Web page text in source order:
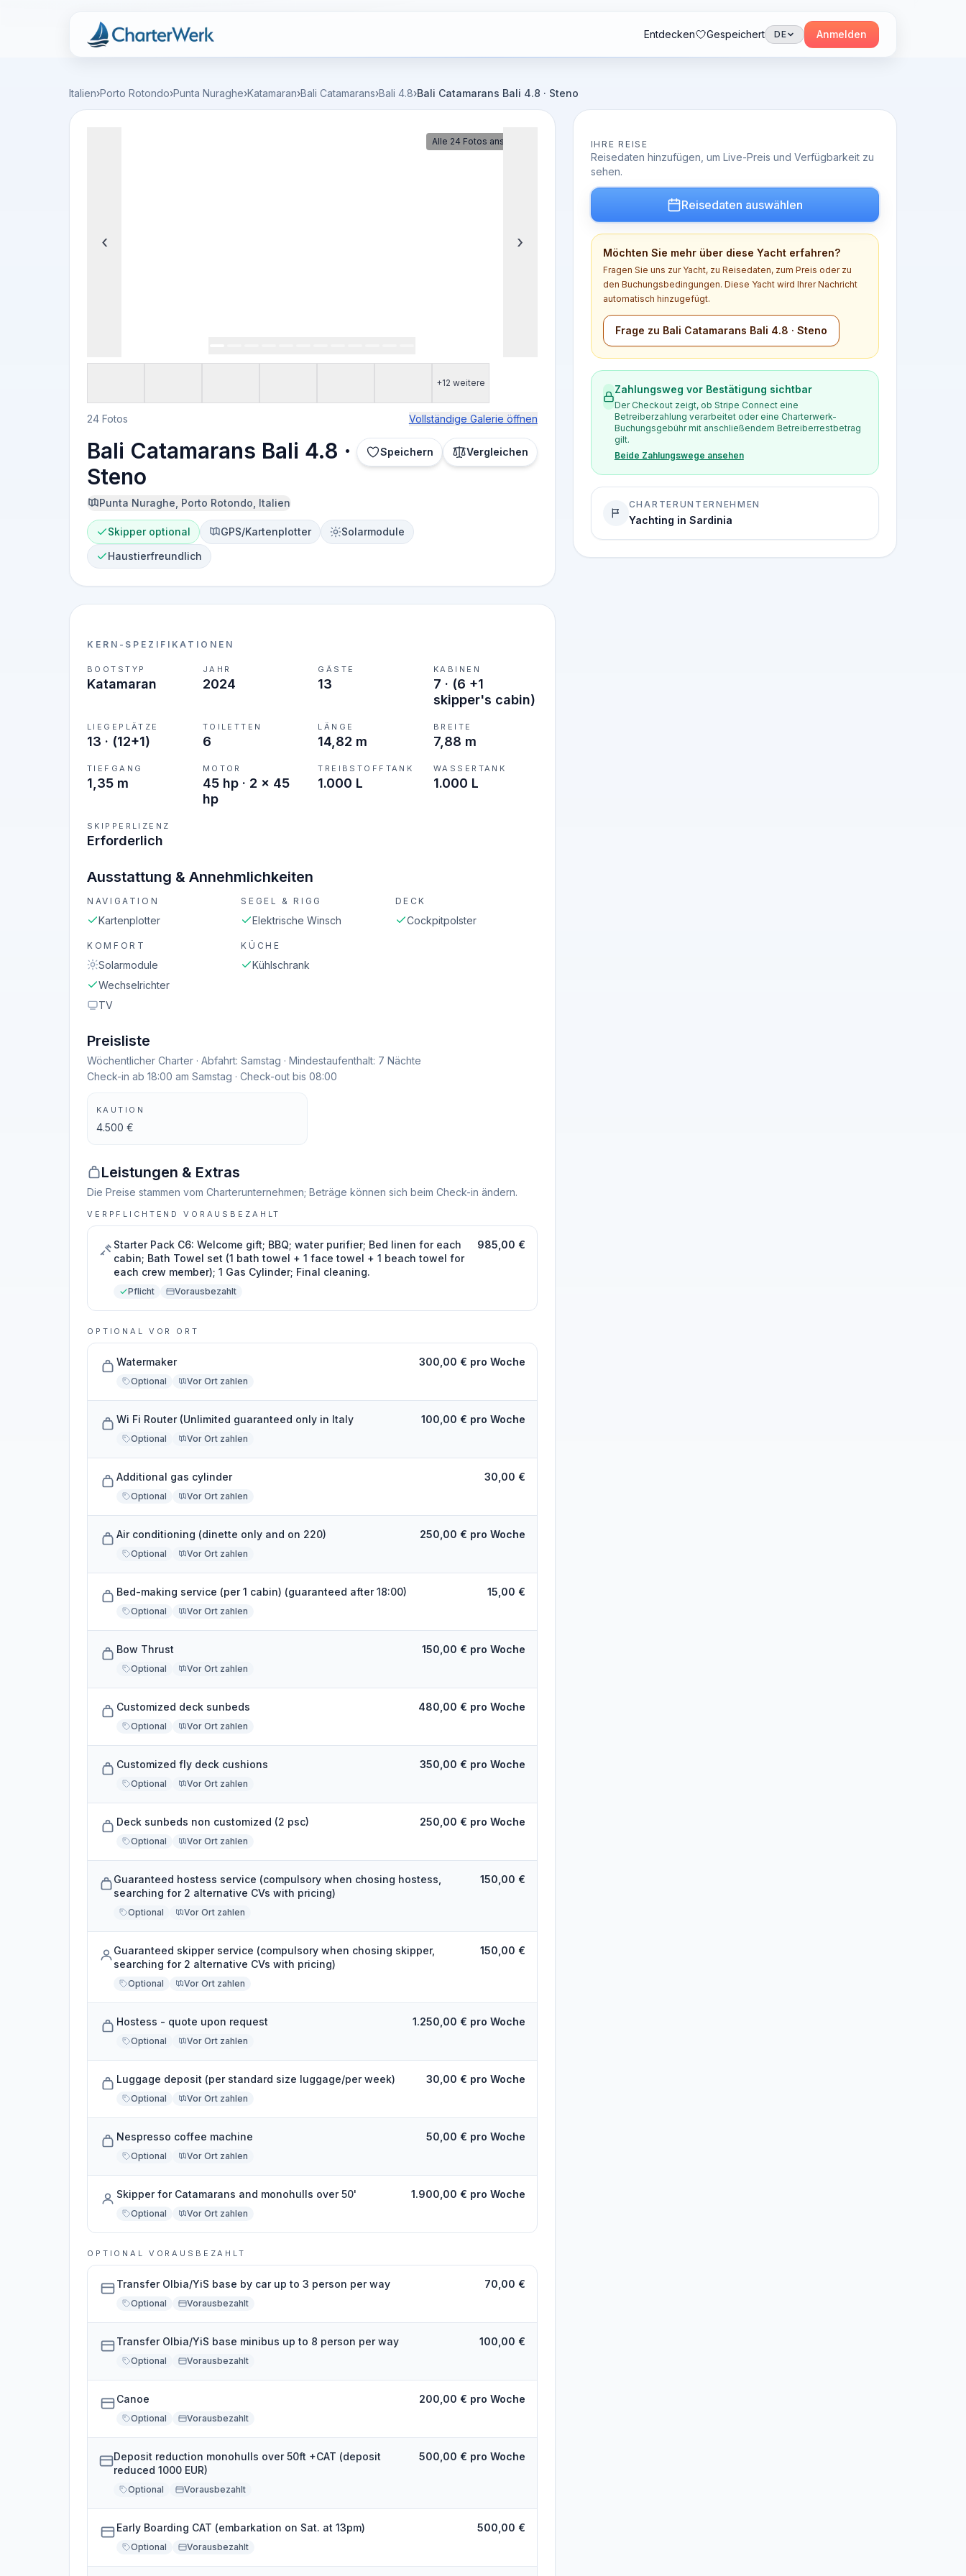
Charterwerk
Entdecken Gespeichert DE Anmelden
Italien›Porto Rotondo›Punta Nuraghe›Katamaran›Bali Catamarans›Bali 4.8›Bali Catamarans Bali 4.8 · Steno
Alle 24 Fotos ansehen
‹ ›
+12 weitere
24 Fotos Vollständige Galerie öffnen
Bali Catamarans Bali 4.8 ·
Steno
Speichern Vergleichen
Punta Nuraghe, Porto Rotondo, Italien
Skipper optional GPS/Kartenplotter
Solarmodule
Haustierfreundlich
KERN-SPEZIFIKATIONEN
BOOTSTYP
Katamaran
JAHR
2024
GÄSTE
13
KABINEN
7 · (6 +1
skipper's cabin)
LIEGEPLÄTZE
13 · (12+1)
TOILETTEN
6
LÄNGE
14,82 m
BREITE
7,88 m
TIEFGANG
1,35 m
MOTOR
45 hp · 2 x 45
hp
TREIBSTOFFTANK
1.000 L
WASSERTANK
1.000 L
SKIPPERLIZENZ
Erforderlich
Ausstattung & Annehmlichkeiten
NAVIGATION
Kartenplotter
SEGEL & RIGG
Elektrische Winsch
DECK
Cockpitpolster
KOMFORT
Solarmodule
Wechselrichter
TV
KÜCHE
Kühlschrank
Preisliste
Wöchentlicher Charter · Abfahrt: Samstag · Mindestaufenthalt: 7 Nächte
Check-in ab 18:00 am Samstag · Check-out bis 08:00
KAUTION
4.500 €
Leistungen & Extras
Die Preise stammen vom Charterunternehmen; Beträge können sich beim Check-in ändern.
VERPFLICHTEND VORAUSBEZAHLT
Starter Pack C6: Welcome gift; BBQ; water purifier; Bed linen for each
cabin; Bath Towel set (1 bath towel + 1 face towel + 1 beach towel for
each crew member); 1 Gas Cylinder; Final cleaning.
Pflicht Vorausbezahlt
985,00 €
OPTIONAL VOR ORT
Watermaker
Optional Vor Ort zahlen
300,00 € pro Woche
Wi Fi Router (Unlimited guaranteed only in Italy
Optional Vor Ort zahlen
100,00 € pro Woche
Additional gas cylinder
Optional Vor Ort zahlen
30,00 €
Air conditioning (dinette only and on 220)
Optional Vor Ort zahlen
250,00 € pro Woche
Bed-making service (per 1 cabin) (guaranteed after 18:00)
Optional Vor Ort zahlen
15,00 €
Bow Thrust
Optional Vor Ort zahlen
150,00 € pro Woche
Customized deck sunbeds
Optional Vor Ort zahlen
480,00 € pro Woche
Customized fly deck cushions
Optional Vor Ort zahlen
350,00 € pro Woche
Deck sunbeds non customized (2 psc)
Optional Vor Ort zahlen
250,00 € pro Woche
Guaranteed hostess service (compulsory when chosing hostess,
searching for 2 alternative CVs with pricing)
Optional Vor Ort zahlen
150,00 €
Guaranteed skipper service (compulsory when chosing skipper,
searching for 2 alternative CVs with pricing)
Optional Vor Ort zahlen
150,00 €
Hostess - quote upon request
Optional Vor Ort zahlen
1.250,00 € pro Woche
Luggage deposit (per standard size luggage/per week)
Optional Vor Ort zahlen
30,00 € pro Woche
Nespresso coffee machine
Optional Vor Ort zahlen
50,00 € pro Woche
Skipper for Catamarans and monohulls over 50'
Optional Vor Ort zahlen
1.900,00 € pro Woche
OPTIONAL VORAUSBEZAHLT
Transfer Olbia/YiS base by car up to 3 person per way
Optional Vorausbezahlt
70,00 €
Transfer Olbia/YiS base minibus up to 8 person per way
Optional Vorausbezahlt
100,00 €
Canoe
Optional Vorausbezahlt
200,00 € pro Woche
Deposit reduction monohulls over 50ft +CAT (deposit
reduced 1000 EUR)
Optional Vorausbezahlt
500,00 € pro Woche
Early Boarding CAT (embarkation on Sat. at 13pm)
Optional Vorausbezahlt
500,00 €
IHRE REISE
Reisedaten hinzufügen, um Live-Preis und Verfügbarkeit zu
sehen.
Reisedaten auswählen
Möchten Sie mehr über diese Yacht erfahren?
Fragen Sie uns zur Yacht, zu Reisedaten, zum Preis oder zu
den Buchungsbedingungen. Diese Yacht wird Ihrer Nachricht
automatisch hinzugefügt.
Frage zu Bali Catamarans Bali 4.8 · Steno
Zahlungsweg vor Bestätigung sichtbar
Der Checkout zeigt, ob Stripe Connect eine
Betreiberzahlung verarbeitet oder eine Charterwerk-
Buchungsgebühr mit anschließendem Betreiberrestbetrag
gilt.
Beide Zahlungswege ansehen
CHARTERUNTERNEHMEN
Yachting in Sardinia